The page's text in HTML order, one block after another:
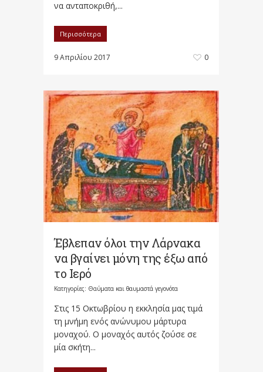
να ανταποκριθή,...
Περισσότερα
9 Απριλίου 2017 0
Έβλεπαν όλοι την Λάρνακα
να βγαίνει μόνη της έξω από
το Ιερό
Κατηγορίες: Θαύματα και θαυμαστά γεγονότα
Στις 15 Οκτωβρίου η εκκλησία μας τιμά
τη μνήμη ενός ανώνυμου μάρτυρα
μοναχού. Ο μοναχός αυτός ζούσε σε
μία σκήτη...